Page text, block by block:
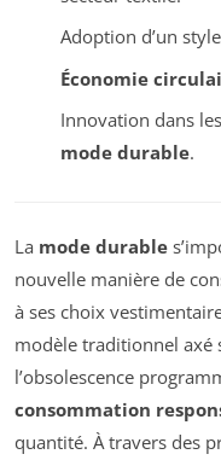
Adoption d’un
Économie
Innovation dans
mode durable.
La mode durable
nouvelle manière de
à ses choix
modèle traditionnel axé
l’obsolescence
consommation
quantité. À travers des